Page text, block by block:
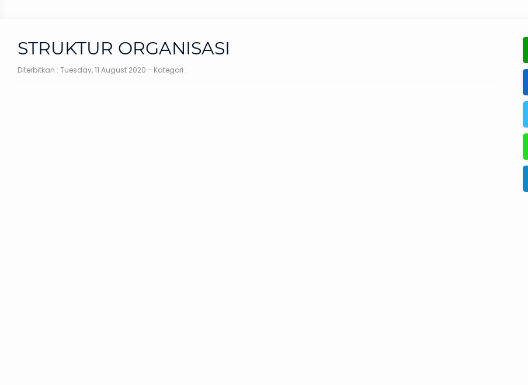
STRUKTUR ORGANISASI
Diterbitkan : Tuesday, 11 August 2020 - Kategori :